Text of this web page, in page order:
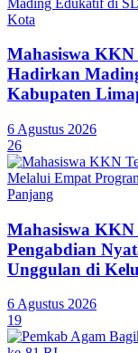
Mahasiswa
Hadirkan
Kabupaten
6 Agustus 2026
26
Mahasiswa
Pengabdian
Unggulan di
6 Agustus 2026
19